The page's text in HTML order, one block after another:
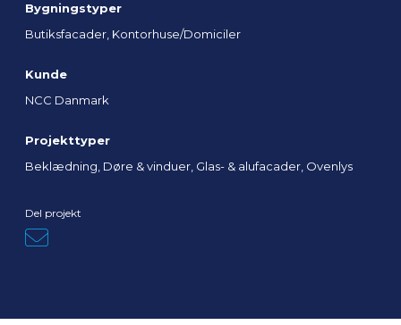
Bygningstyper
Butiksfacader, Kontorhuse/Domiciler
Kunde
NCC Danmark
Projekttyper
Beklædning, Døre & vinduer, Glas- & alufacader, Ovenlys
Del projekt